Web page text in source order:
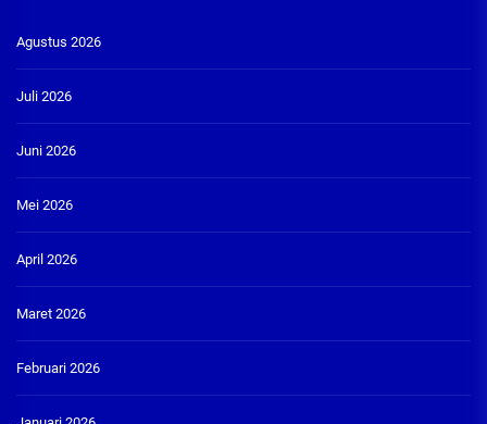
Agustus 2026
Juli 2026
Juni 2026
Mei 2026
April 2026
Maret 2026
Februari 2026